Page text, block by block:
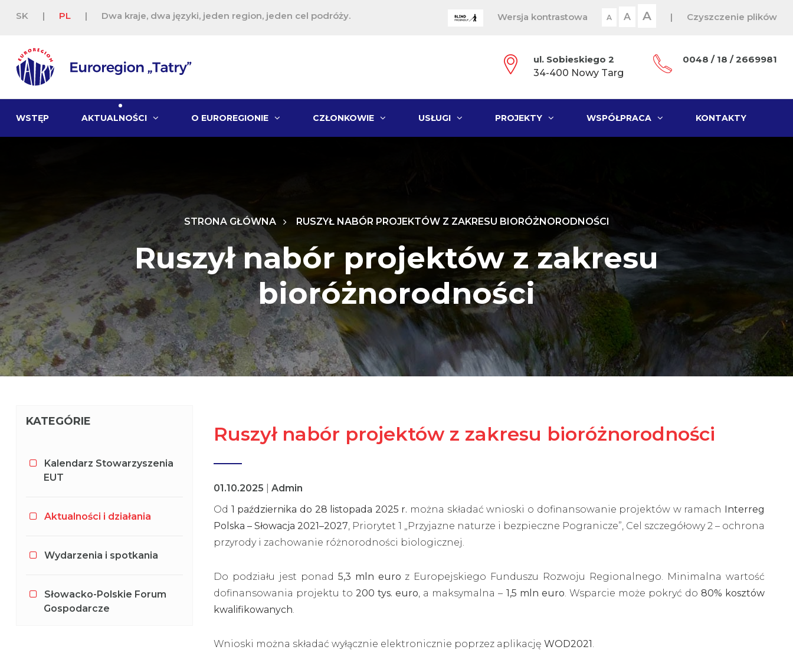
SK | PL | Dwa kraje, dwa języki, jeden region, jeden cel podróży. Wersja kontrastowa A A A | Czyszczenie plików
ul. Sobieskiego 2
34-400 Nowy Targ
0048 / 18 / 2669981
WSTĘP AKTUALNOŚCI O EUROREGIONIE CZŁONKOWIE USŁUGI PROJEKTY WSPÓŁPRACA KONTAKTY
STRONA GŁÓWNA RUSZYŁ NABÓR PROJEKTÓW Z ZAKRESU BIORÓŻNORODNOŚCI
Ruszył nabór projektów z zakresu
bioróżnorodności
KATEGÓRIE
Kalendarz Stowarzyszenia
EUT
Aktualności i działania
Wydarzenia i spotkania
Słowacko-Polskie Forum
Gospodarcze
Ruszył nabór projektów z zakresu bioróżnorodności
01.10.2025
Admin
Od 1 października do 28 listopada 2025 r. można składać wnioski o dofinansowanie projektów w ramach Interreg
Polska – Słowacja 2021–2027, Priorytet 1 „Przyjazne naturze i bezpieczne Pogranicze”, Cel szczegółowy 2 – ochrona
przyrody i zachowanie różnorodności biologicznej.
Do podziału jest ponad 5,3 mln euro z Europejskiego Funduszu Rozwoju Regionalnego. Minimalna wartość
dofinansowania projektu to200 tys. euro, a maksymalna – 1,5 mln euro. Wsparcie może pokryć do 80% kosztów
kwalifikowanych.
Wnioski można składać wyłącznie elektronicznie poprzez aplikację WOD2021.